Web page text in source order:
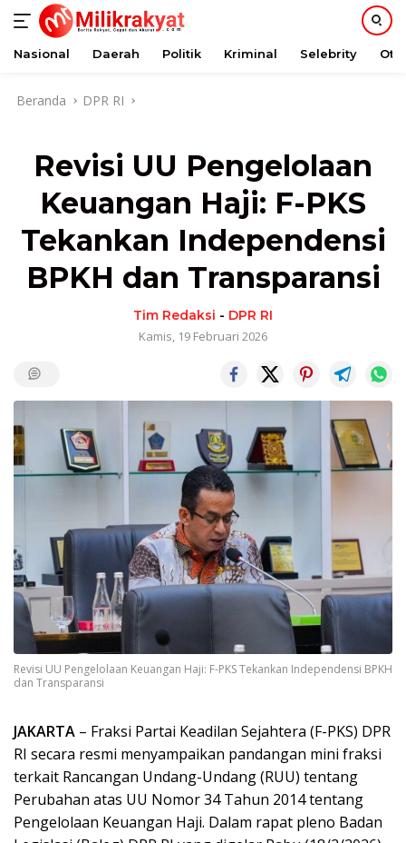
Nasional Daerah Politik Kriminal Selebrity
Beranda DPR RI
Revisi UU Pengelolaan
Keuangan Haji: F-PKS
Tekankan Independensi
BPKH dan Transparansi
Tim Redaksi - DPR RI
Kamis, 19 Februari 2026
Revisi UU Pengelolaan Keuangan Haji: F-PKS Tekankan Independensi BPKH
dan Transparansi
JAKARTA – Fraksi Partai Keadilan Sejahtera (F-PKS) DPR
RI secara resmi menyampaikan pandangan mini fraksi
terkait Rancangan Undang-Undang (RUU) tentang
Perubahan atas UU Nomor 34 Tahun 2014 tentang
Pengelolaan Keuangan Haji. Dalam rapat pleno Badan